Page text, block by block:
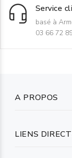
Service
basé à
03 66 72
A PROPOS
LIENS